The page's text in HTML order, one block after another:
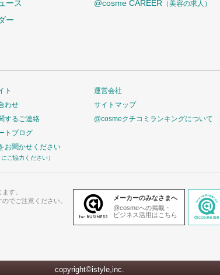
ース
ー
@cosme CAREER （美容の求人）
ト
わせ
するご連絡
トブログ
お聞かせください
ご協力ください）
運営会社
サイトマップ
@cosmeクチコミランキングについて
す。
でご注意ください。
メーカーのみなさまへ
@cosmeへの掲載・
ビジネス活用はこちら
copyright©istyle,inc.